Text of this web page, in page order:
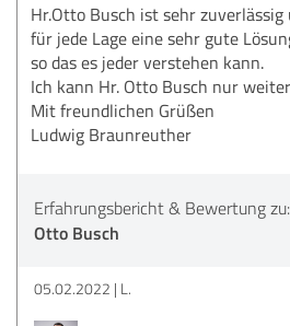
Hr.Otto Busch ist sehr
für jede Lage eine sehr gute
so das es jeder verstehen kann.
Ich kann Hr. Otto Busch nur
Mit freundlichen Grüßen
Ludwig Braunreuther
Erfahrungsbericht & Bewertung zu:
Otto Busch
05.02.2022 L.